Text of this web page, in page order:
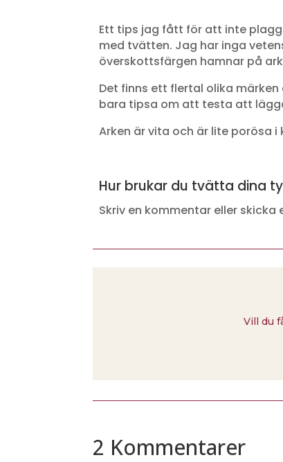
Ett tips jag fått för att inte
med tvätten. Jag har inga
överskottsfärgen hamnar på
Det finns ett flertal olika
bara tipsa om att testa att
Arken är vita och är lite porösa i
Hur brukar du tvätta dina
Skriv en kommentar eller skicka
Vill du
2 Kommentarer